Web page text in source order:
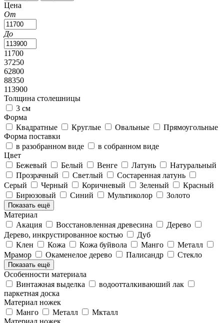
Цена
От
До
11700
37250
62800
88350
113900
Толщина столешницы
3 см
Форма
Квадратные
Круглые Овальные
Прямоугольные
Форма поставки
в разобранном виде
в собранном виде
Цвет
Бежевый
Белый Венге Латунь
Натуральный
Прозрачный
Светлый
Состаренная латунь
Серый
Черный Коричневый Зеленый
Красный
Бирюзовый
Синий Мультиколор Золото
Показать ещё
Материал
Акация
Восстановленная древесина
Дерево
Дерево, инкрустированное костью
Дуб
Клен
Кожа Кожа буйвола Манго
Металл
Мрамор
Окаменелое дерево Палисандр Стекло
Показать ещё
Особенности материала
Винтажная выделка
водоотталкиваюший лак
паркетная доска
Материал ножек
Манго
Металл
Мкталл
Материал ножек